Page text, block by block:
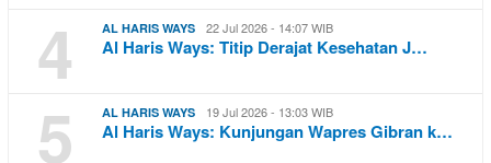
4 AL HARIS WAYS 22 Jul 2026 - 14:07 WIB
Al Haris Ways: Titip Derajat Kesehatan J…
5 AL HARIS WAYS 19 Jul 2026 - 13:03 WIB
Al Haris Ways: Kunjungan Wapres Gibran k…